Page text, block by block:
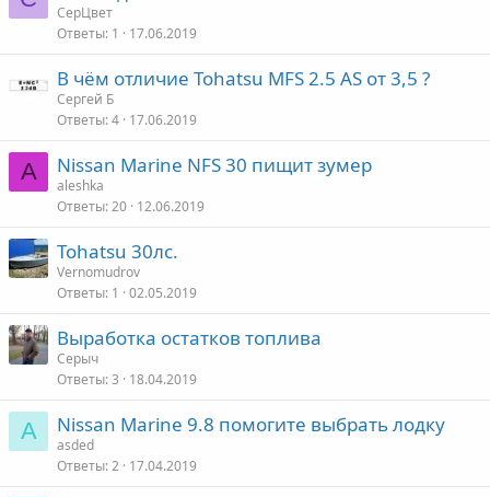
СерЦвет
Ответы 1 17.06.2019
В чём отличие Tohatsu MFS 2.5 AS от 3,5 ?
Сергей Б
Ответы 4 17.06.2019
A Nissan Marine NFS 30 пищит зумер
aleshka
Ответы 20 12.06.2019
Tohatsu 30лс.
Vernomudrov
Ответы 1 02.05.2019
Выработка остатков топлива
Серыч
Ответы 3 18.04.2019
A Nissan Marine 9.8 помогите выбрать лодку
asded
Ответы 2 17.04.2019